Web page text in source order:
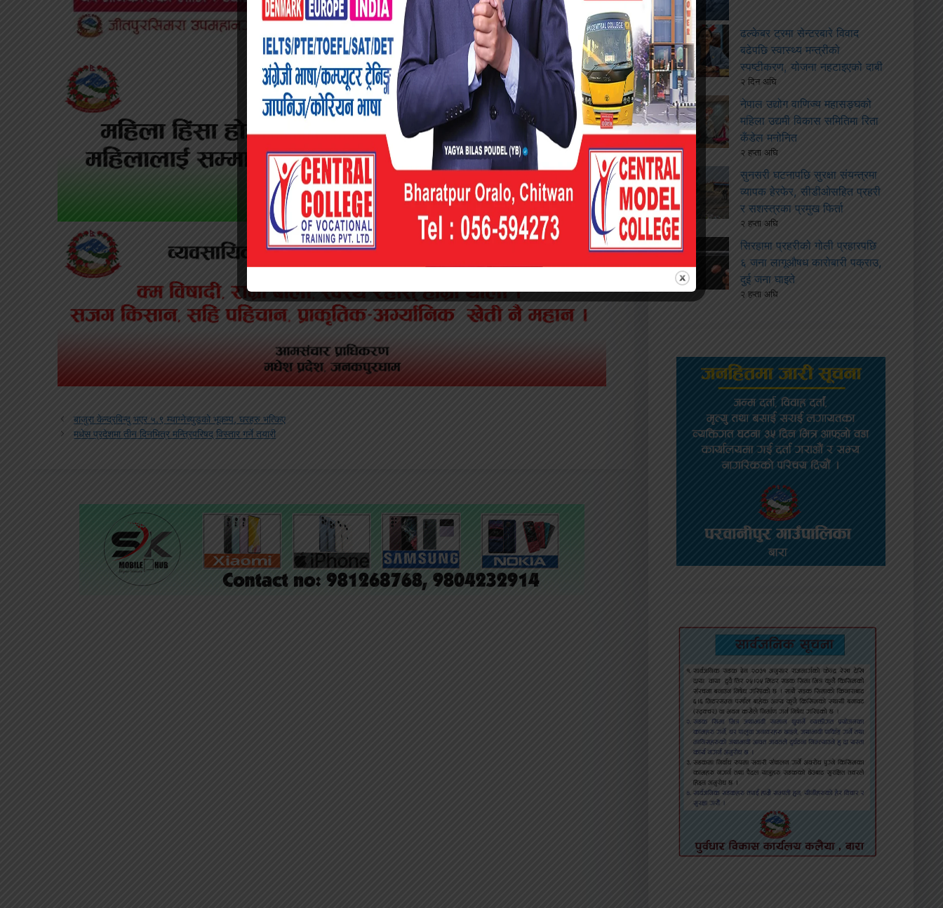
बाजुरा केन्द्रबिन्दु भएर ५.९ म्याग्नेच्युडको भूकम्प, घरहरु भत्किए
मधेस प्रदेशमा तीन दिनभित्र मन्त्रिपरिषद् विस्तार गर्ने तयारी
ढल्केबर ट्रमा सेन्टरबारे विवाद
बढेपछि स्वास्थ्य मन्त्रीको
स्पष्टीकरण, योजना नहटाइएको दाबी
२ दिन अघि
नेपाल उद्योग वाणिज्य महासङ्घको
महिला उद्यमी विकास समितिमा रिता
कँडेल मनोनित
२ हप्ता अघि
सुनसरी घटनापछि सुरक्षा संयन्त्रमा
व्यापक हेरफेर, सीडीओसहित प्रहरी
र सशस्त्रका प्रमुख फिर्ता
२ हप्ता अघि
सिरहामा प्रहरीको गोली प्रहारपछि
६ जना लागूऔषध कारोबारी पक्राउ,
दुई जना घाइते
२ हप्ता अघि